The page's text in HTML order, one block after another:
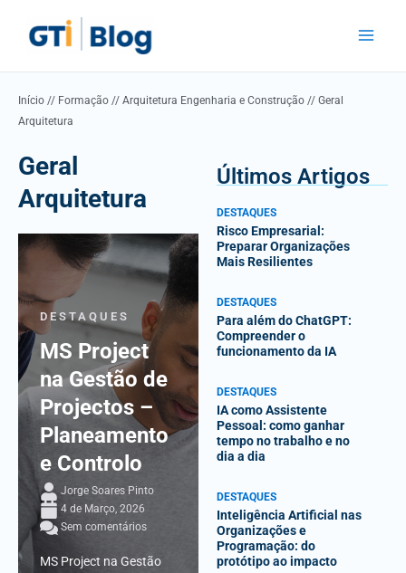
content
Início // Formação // Arquitetura Engenharia e Construção // Geral
Arquitetura
Geral
Arquitetura
DESTAQUES
MS Project
na Gestão de
Projectos –
Planeamento
e Controlo
Jorge Soares Pinto
4 de Março, 2026
Sem comentários
MS Project na Gestão
Últimos Artigos
DESTAQUES
Risco Empresarial:
Preparar Organizações
Mais Resilientes
DESTAQUES
Para além do ChatGPT:
Compreender o
funcionamento da IA
DESTAQUES
IA como Assistente
Pessoal: como ganhar
tempo no trabalho e no
dia a dia
DESTAQUES
Inteligência Artificial nas
Organizações e
Programação: do
protótipo ao impacto